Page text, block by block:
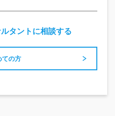
タントに相談する
ての方